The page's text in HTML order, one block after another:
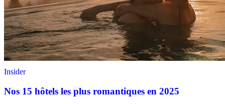
Insider
Nos 15 hôtels les plus romantiques en 2025